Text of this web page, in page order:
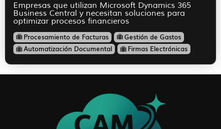
Empresas que utilizan Microsoft Dynamics 365
Business Central y necesitan soluciones para
optimizar procesos financieros
Procesamiento de Facturas
Gestión de Gastos
Automatización Documental
Firmas Electrónicas